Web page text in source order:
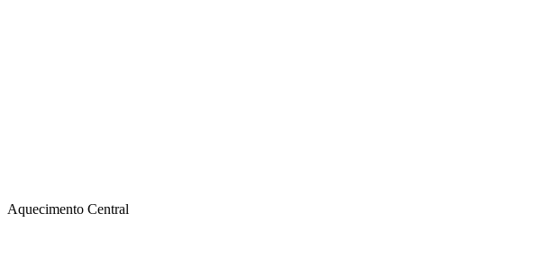
Aquecimento Central